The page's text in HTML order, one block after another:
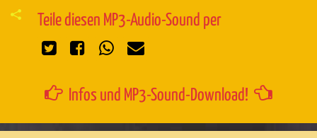
Teile diesen MP3-Audio-Sound per
Infos und MP3-Sound-Download!